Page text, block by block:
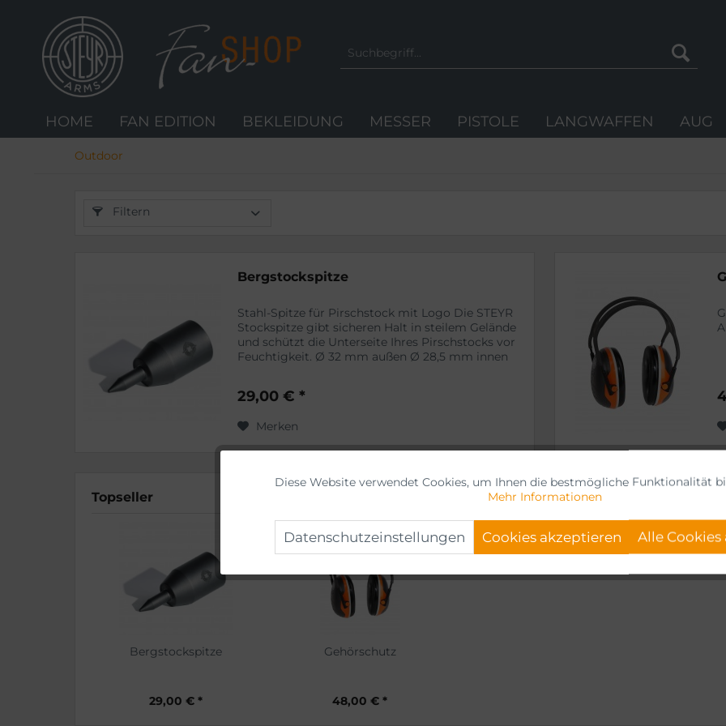
HOME FAN EDITION BEKLEIDUNG MESSER PISTOLE LANGWAFFEN AUG
Outdoor
Filtern
Bergstockspitze
Stahl-Spitze für Pirschstock mit Logo Die STEYR
Stockspitze gibt sicheren Halt in steilem Gelände
und schützt die Unterseite Ihres Pirschstocks vor
Feuchtigkeit. Ø 32 mm außen Ø 28,5 mm innen
29,00 € *
Merken
Topseller
Bergstockspitze
29,00 € *
Gehörschutz
48,00 € *
Funktionale
Marketing
Diese Website verwendet Cookies, um Ihnen die bestmögliche Funktionalität
Mehr Informationen
Datenschutzeinstellungen Cookies akzeptieren Alle